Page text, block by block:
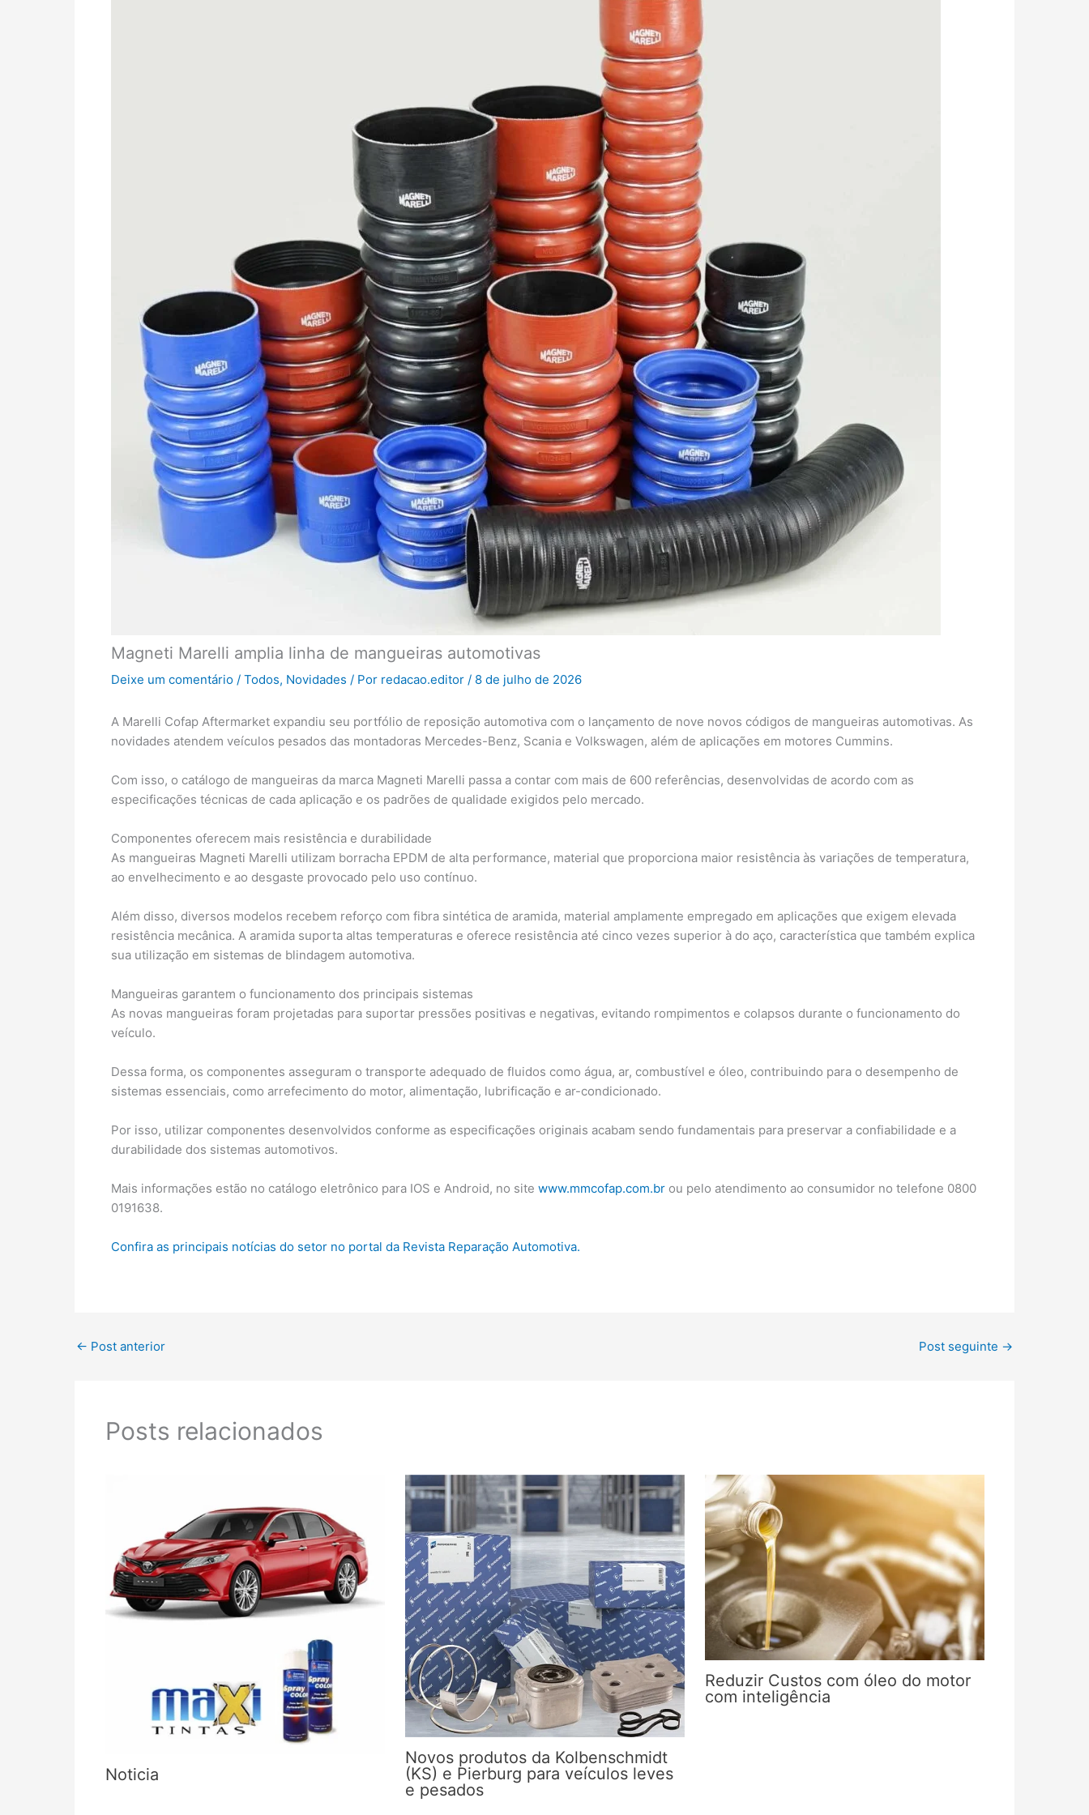
Magneti Marelli amplia linha de mangueiras automotivas
Deixe um comentário / Todos, Novidades / Por redacao.editor / 8 de julho de 2026
A Marelli Cofap Aftermarket expandiu seu portfólio de reposição automotiva com o lançamento de nove novos códigos de mangueiras automotivas. As
novidades atendem veículos pesados das montadoras Mercedes-Benz, Scania e Volkswagen, além de aplicações em motores Cummins.
Com isso, o catálogo de mangueiras da marca Magneti Marelli passa a contar com mais de 600 referências, desenvolvidas de acordo com as
especificações técnicas de cada aplicação e os padrões de qualidade exigidos pelo mercado.
Componentes oferecem mais resistência e durabilidade
As mangueiras Magneti Marelli utilizam borracha EPDM de alta performance, material que proporciona maior resistência às variações de temperatura,
ao envelhecimento e ao desgaste provocado pelo uso contínuo.
Além disso, diversos modelos recebem reforço com fibra sintética de aramida, material amplamente empregado em aplicações que exigem elevada
resistência mecânica. A aramida suporta altas temperaturas e oferece resistência até cinco vezes superior à do aço, característica que também explica
sua utilização em sistemas de blindagem automotiva.
Mangueiras garantem o funcionamento dos principais sistemas
As novas mangueiras foram projetadas para suportar pressões positivas e negativas, evitando rompimentos e colapsos durante o funcionamento do
veículo.
Dessa forma, os componentes asseguram o transporte adequado de fluidos como água, ar, combustível e óleo, contribuindo para o desempenho de
sistemas essenciais, como arrefecimento do motor, alimentação, lubrificação e ar-condicionado.
Por isso, utilizar componentes desenvolvidos conforme as especificações originais acabam sendo fundamentais para preservar a confiabilidade e a
durabilidade dos sistemas automotivos.
Mais informações estão no catálogo eletrônico para IOS e Android, no site www.mmcofap.com.br ou pelo atendimento ao consumidor no telefone 0800
0191638.
Confira as principais notícias do setor no portal da Revista Reparação Automotiva.
← Post anterior Post seguinte →
Posts relacionados
Noticia
Novos produtos da Kolbenschmidt
(KS) e Pierburg para veículos leves
e pesados
Reduzir Custos com óleo do motor
com inteligência